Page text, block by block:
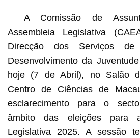
A Comissão de
Assembleia Legislativa
Direcção dos Serviços
Desenvolvimento da
hoje (7 de Abril), no Salão
Centro de Ciências de
esclarecimento para o
âmbito das eleições para
Legislativa 2025. A sessão